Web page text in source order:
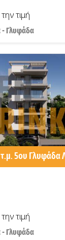
τιμή
- Γλυφάδα
τ.μ. 5ου Γλυφάδα
τιμή
- Γλυφάδα